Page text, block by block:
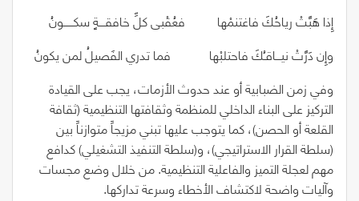
إِذا هَبَّتْ رياحُكَ فاغتنمْها
فعُقْبى كلِّ خافقــــةٍ سكــــــونُ
وإِن دَرَّتْ نيـــاقـُكَ فاحتلبْها
فما تدري الفَصيلُ لمن يكونُ
وفي زمن الضبابية أو عند حدوث الأزمات، يجب على القيادة
التركيز على البناء الداخلي للمنظمة وثقافتها التنظيمية (ثقافة
القلعة أو الحصن)، كما يتوجب عليها تبني مزيجاً متوازناً بين
(سلطة القرار الاستراتيجي)، و(سلطة التنفيذ التشغيلي)كدافع
مهم لعجلة التميز والفاعلية التنظيمية. من خلال وضع مجسات
وآليات واضحة لاكتشاف الأخطاء وسرعة تداركها.